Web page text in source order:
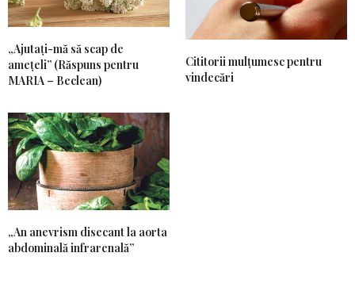
„Ajutați-mă să scap de
amețeli” (Răspuns pentru
MARIA – Beclean)
Cititorii mulțumesc pentru
vindecări
„An anevrism disecant la aorta
abdominală infrarenală”